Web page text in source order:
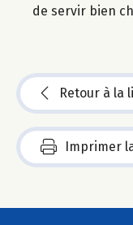
de servir bien
Retour à la
Imprimer